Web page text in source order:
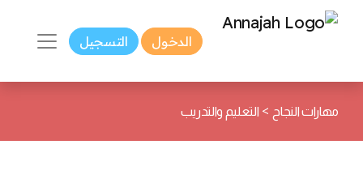
الدخول التسجيل
مهارات النجاح > التعليم والتدريب